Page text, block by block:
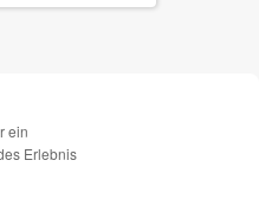
ein
Erlebnis